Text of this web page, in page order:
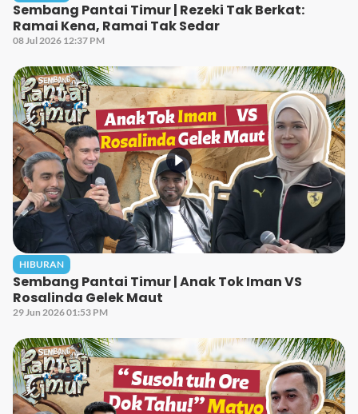
Sembang Pantai Timur | Rezeki Tak Berkat:
Ramai Kena, Ramai Tak Sedar
08 Jul 2026 12:37 PM
HIBURAN
Sembang Pantai Timur | Anak Tok Iman VS
Rosalinda Gelek Maut
29 Jun 2026 01:53 PM